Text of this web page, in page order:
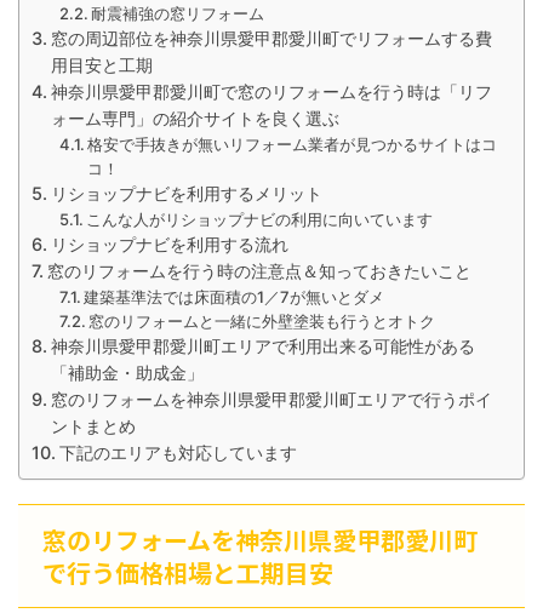
耐震補強の窓リフォーム
窓の周辺部位を神奈川県愛甲郡愛川町でリフォームする費
用目安と工期
神奈川県愛甲郡愛川町で窓のリフォームを行う時は「リフ
ォーム専門」の紹介サイトを良く選ぶ
格安で手抜きが無いリフォーム業者が見つかるサイトはコ
コ！
リショップナビを利用するメリット
こんな人がリショップナビの利用に向いています
リショップナビを利用する流れ
窓のリフォームを行う時の注意点＆知っておきたいこと
建築基準法では床面積の1／7が無いとダメ
窓のリフォームと一緒に外壁塗装も行うとオトク
神奈川県愛甲郡愛川町エリアで利用出来る可能性がある
「補助金・助成金」
窓のリフォームを神奈川県愛甲郡愛川町エリアで行うポイ
ントまとめ
下記のエリアも対応しています
窓のリフォームを神奈川県愛甲郡愛川町
で行う価格相場と工期目安